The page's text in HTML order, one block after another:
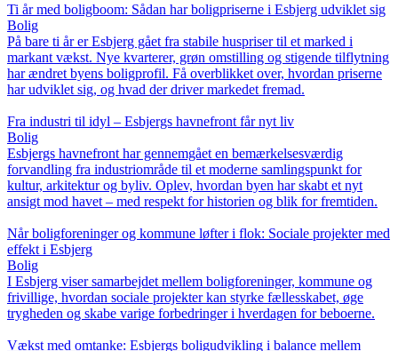
Ti år med boligboom: Sådan har boligpriserne i Esbjerg udviklet sig
Bolig
På bare ti år er Esbjerg gået fra stabile huspriser til et marked i
markant vækst. Nye kvarterer, grøn omstilling og stigende tilflytning
har ændret byens boligprofil. Få overblikket over, hvordan priserne
har udviklet sig, og hvad der driver markedet fremad.
Fra industri til idyl – Esbjergs havnefront får nyt liv
Bolig
Esbjergs havnefront har gennemgået en bemærkelsesværdig
forvandling fra industriområde til et moderne samlingspunkt for
kultur, arkitektur og byliv. Oplev, hvordan byen har skabt et nyt
ansigt mod havet – med respekt for historien og blik for fremtiden.
Når boligforeninger og kommune løfter i flok: Sociale projekter med
effekt i Esbjerg
Bolig
I Esbjerg viser samarbejdet mellem boligforeninger, kommune og
frivillige, hvordan sociale projekter kan styrke fællesskabet, øge
trygheden og skabe varige forbedringer i hverdagen for beboerne.
Vækst med omtanke: Esbjergs boligudvikling i balance mellem